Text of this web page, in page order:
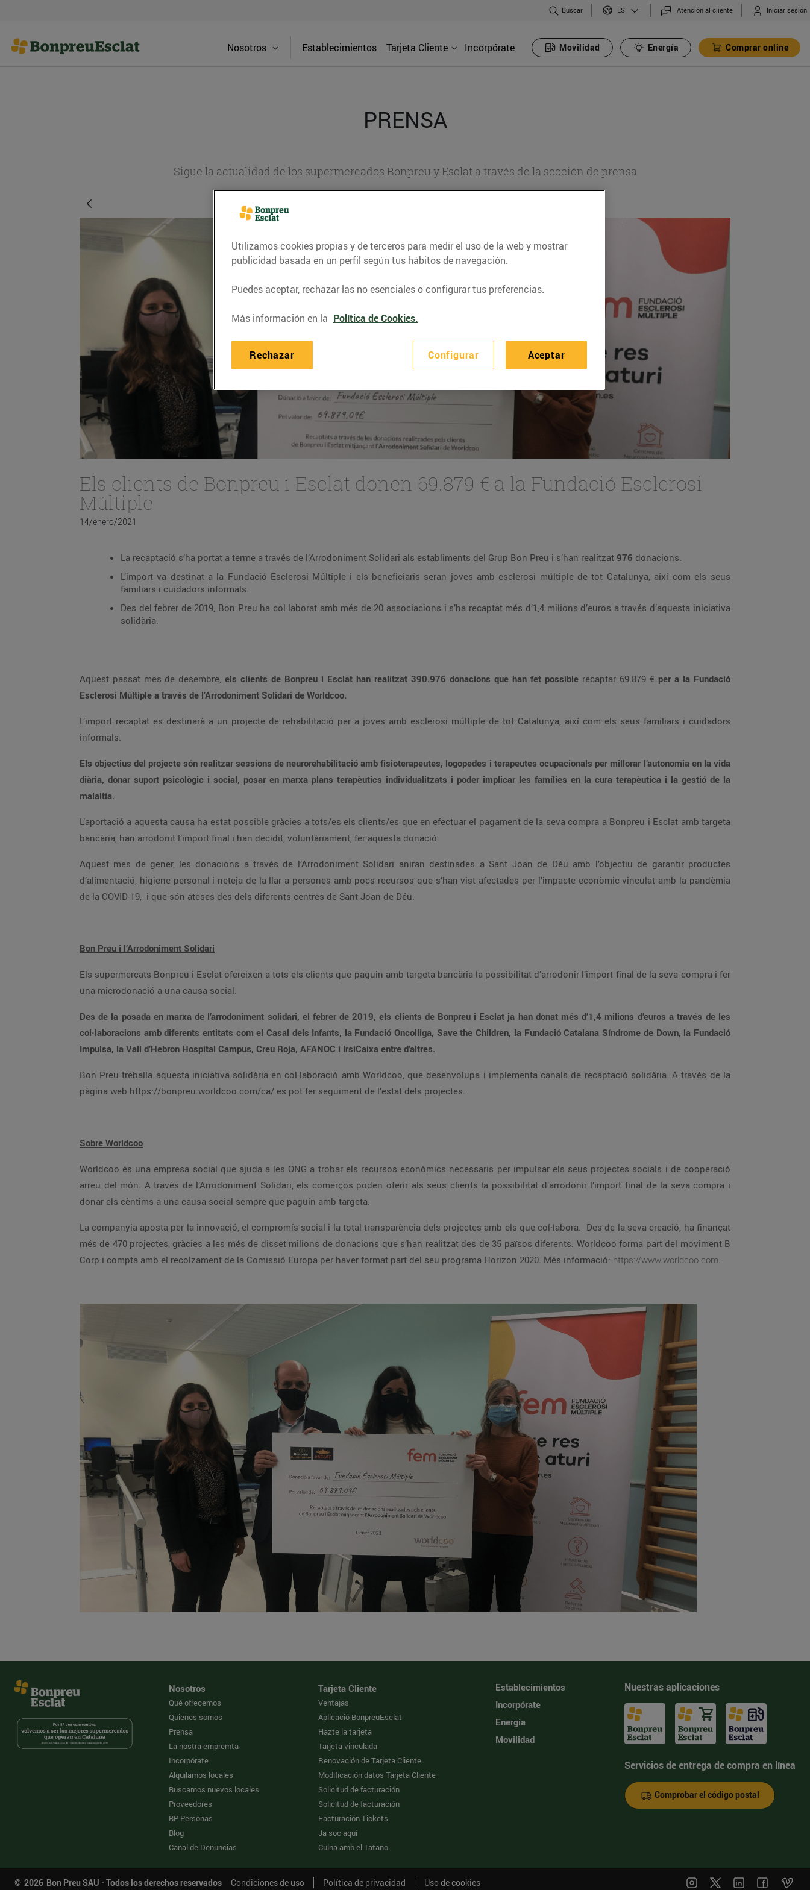
Buscar ES Atención al cliente Iniciar sesión
Nosotros Establecimientos Tarjeta Cliente Incorpórate Movilidad Energía Comprar online
PRENSA
Sigue la actualidad de los supermercados Bonpreu y Esclat a través de la sección de prensa
Els clients de Bonpreu i Esclat donen 69.879 € a la Fundació Esclerosi
Múltiple
14/enero/2021
La recaptació s’ha portat a terme a través de l’Arrodoniment Solidari als establiments del Grup Bon Preu i s’han realitzat 976 donacions.
L’import va destinat a la Fundació Esclerosi Múltiple i els beneficiaris seran joves amb esclerosi múltiple de tot Catalunya, així com els seus
familiars i cuidadors informals.
Des del febrer de 2019, Bon Preu ha col·laborat amb més de 20 associacions i s’ha recaptat més d’1,4 milions d’euros a través d’aquesta iniciativa
solidària.
Aquest passat mes de desembre, els clients de Bonpreu i Esclat han realitzat 390.976 donacions que han fet possible recaptar 69.879 € per a la Fundació
Esclerosi Múltiple a través de l’Arrodoniment Solidari de Worldcoo.
L’import recaptat es destinarà a un projecte de rehabilitació per a joves amb esclerosi múltiple de tot Catalunya, així com els seus familiars i cuidadors
informals.
Els objectius del projecte són realitzar sessions de neurorehabilitació amb fisioterapeutes, logopedes i terapeutes ocupacionals per millorar l’autonomia en la vida
diària, donar suport psicològic i social, posar en marxa plans terapèutics individualitzats i poder implicar les famílies en la cura terapèutica i la gestió de la
malaltia.
L’aportació a aquesta causa ha estat possible gràcies a tots/es els clients/es que en efectuar el pagament de la seva compra a Bonpreu i Esclat amb targeta
bancària, han arrodonit l’import final i han decidit, voluntàriament, fer aquesta donació.
Aquest mes de gener, les donacions a través de l’Arrodoniment Solidari aniran destinades a Sant Joan de Déu amb l’objectiu de garantir productes
d’alimentació, higiene personal i neteja de la llar a persones amb pocs recursos que s’han vist afectades per l’impacte econòmic vinculat amb la pandèmia
de la COVID-19, i que són ateses des dels diferents centres de Sant Joan de Déu.
Bon Preu i l’Arrodoniment Solidari
Els supermercats Bonpreu i Esclat ofereixen a tots els clients que paguin amb targeta bancària la possibilitat d’arrodonir l’import final de la seva compra i fer
una microdonació a una causa social.
Des de la posada en marxa de l’arrodoniment solidari, el febrer de 2019, els clients de Bonpreu i Esclat ja han donat més d’1,4 milions d’euros a través de les
col·laboracions amb diferents entitats com el Casal dels Infants, la Fundació Oncolliga, Save the Children, la Fundació Catalana Síndrome de Down, la Fundació
Impulsa, la Vall d’Hebron Hospital Campus, Creu Roja, AFANOC i IrsiCaixa entre d’altres.
Bon Preu treballa aquesta iniciativa solidària en col·laboració amb Worldcoo, que desenvolupa i implementa canals de recaptació solidària. A través de la
pàgina web https://bonpreu.worldcoo.com/ca/ es pot fer seguiment de l’estat dels projectes.
Sobre Worldcoo
Worldcoo és una empresa social que ajuda a les ONG a trobar els recursos econòmics necessaris per impulsar els seus projectes socials i de cooperació
arreu del món. A través de l’Arrodoniment Solidari, els comerços poden oferir als seus clients la possibilitat d’arrodonir l’import final de la seva compra i
donar els cèntims a una causa social sempre que paguin amb targeta.
La companyia aposta per la innovació, el compromís social i la total transparència dels projectes amb els que col·labora. Des de la seva creació, ha finançat
més de 470 projectes, gràcies a les més de disset milions de donacions que s’han realitzat des de 35 països diferents. Worldcoo forma part del moviment B
Corp i compta amb el recolzament de la Comissió Europa per haver format part del seu programa Horizon 2020. Més informació: https://www.worldcoo.com.
Nosotros
Qué ofrecemos
Quienes somos
Prensa
La nostra empremta
Incorpórate
Alquilamos locales
Buscamos nuevos locales
Proveedores
BP Personas
Blog
Canal de Denuncias
Tarjeta Cliente
Ventajas
Aplicació BonpreuEsclat
Hazte la tarjeta
Tarjeta vinculada
Renovación de Tarjeta Cliente
Modificación datos Tarjeta Cliente
Solicitud de facturación
Solicitud de facturación
Facturación Tickets
Ja soc aquí
Cuina amb el Tatano
Establecimientos
Incorpórate
Energía
Movilidad
Nuestras aplicaciones
Servicios de entrega de compra en línea
Comprobar el código postal
© 2026 Bon Preu SAU - Todos los derechos reservados Condiciones de uso Política de privacidad Uso de cookies
Utilizamos cookies propias y de terceros para medir el uso de la web y mostrar
publicidad basada en un perfil según tus hábitos de navegación.
Puedes aceptar, rechazar las no esenciales o configurar tus preferencias.
Más información en la Política de Cookies.
Configurar
Rechazar Aceptar